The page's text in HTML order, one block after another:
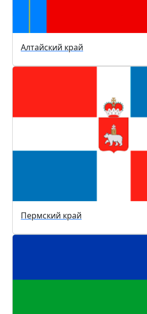
Алтайский край
Пермский край